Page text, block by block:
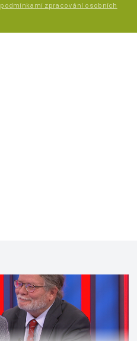
podmínkami zpracování osobních